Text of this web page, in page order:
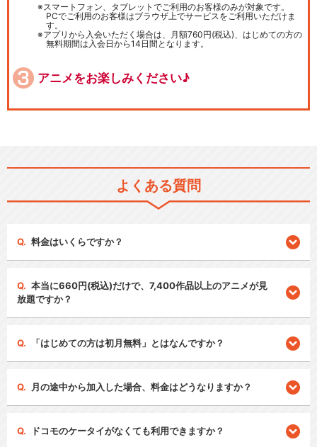
スマートフォン、タブレットでご利用のお客様のみが対象です。
PCでご利用のお客様はブラウザ上でサービスをご利用いただけま
す。
アプリから入会いただく場合は、月額760円(税込)、はじめての方の
無料期間は入会日から14日間となります。
アニメをお楽しみください♪
よくある質問
料金はいくらですか？
本当に660円(税込)だけで、7,400作品以上のアニメが見
放題ですか？
「はじめての方は初月無料」とはなんですか？
月の途中から加入した場合、料金はどうなりますか？
ドコモのケータイがなくても利用できますか？